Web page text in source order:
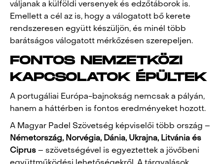
váljanak a külföldi versenyek és edzőtáborok is.
Emellett a cél az is, hogy a válogatott bő kerete
rendszeresen együtt készüljön, és minél több
barátságos válogatott mérkőzésen szerepeljen.
FONTOS NEMZETKÖZI
KAPCSOLATOK ÉPÜLTEK
A portugáliai Európa-bajnokság nemcsak a pályán,
hanem a háttérben is fontos eredményeket hozott.
A Magyar Padel Szövetség képviselői több ország –
Németország, Norvégia, Dánia, Ukrajna, Litvánia és
Ciprus – szövetségével is egyeztettek a jövőbeni